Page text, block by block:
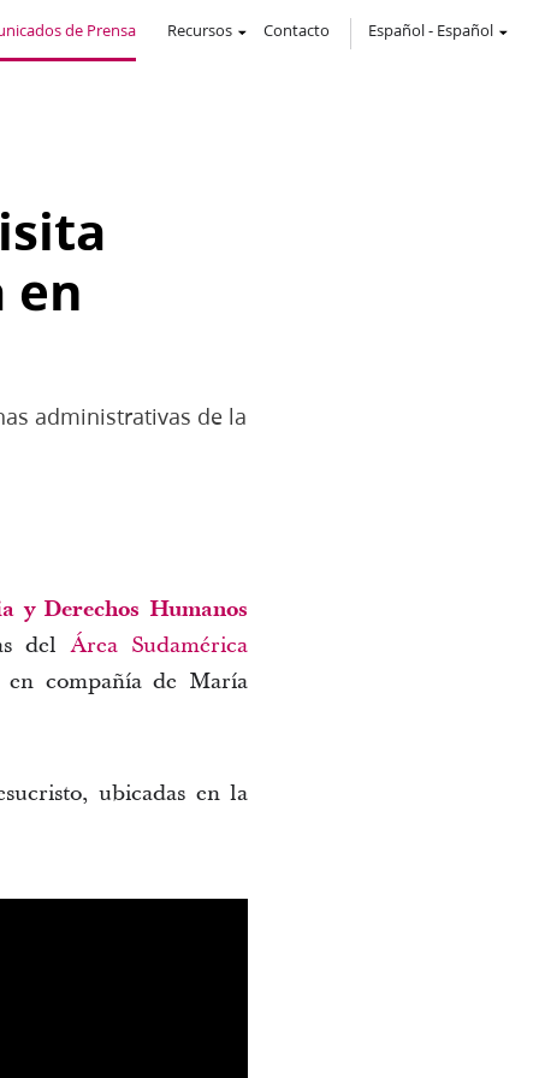
de Prensa Recursos Contacto Español- Español
en
administrativas de la
y Derechos Humanos
delÁrea Sudamérica
en compañía de María
ubicadas en la